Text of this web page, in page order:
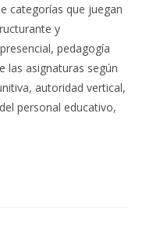
categorías que juegan
y
pedagogía
las asignaturas según
autoridad vertical,
personal educativo,